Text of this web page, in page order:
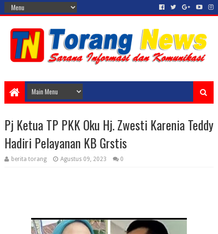
Pj Ketua TP PKK Oku Hj. Zwesti Karenia Teddy
Hadiri Pelayanan KB Grstis
berita torang Agustus 09, 2023 0